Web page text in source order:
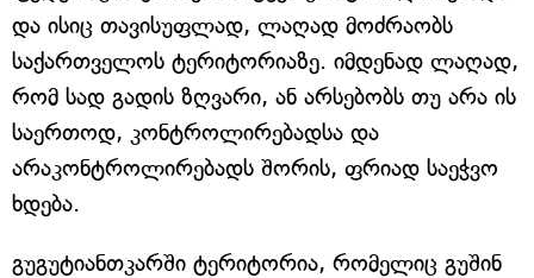
და ისიც თავისუფლად, ლაღად მოძრაობს
საქართველოს ტერიტორიაზე. იმდენად ლაღად,
რომ სად გადის ზღვარი, ან არსებობს თუ არა ის
საერთოდ, კონტროლირებადსა და
არაკონტროლირებადს შორის, ფრიად საეჭვო
ხდება.
გუგუტიანთკარში ტერიტორია, რომელიც გუშინ